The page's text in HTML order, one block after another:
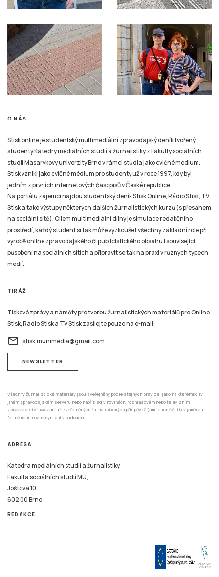
O NÁS
Stisk online je studentský multimediální zpravodajský deník tvořený
studenty Katedry mediálních studií a žurnalistiky z Fakulty sociálních
studií Masarykovy univerzity Brno v rámci studia jako cvičné médium.
Stisk vznikl jako cvičné médium pro studenty už v roce 1997, kdy byl
jedním z prvních internetových časopisů v České republice.
Na portálu zájemci najdou studentský deník Stisk Online, Rádio Stisk, TV
Stisk a také výstupy některých dalších žurnalistických kurzů (s přesahem
na sociální sítě). Cílem multimediální dílny je simulace redakčního
prostředí, každý student si tak může vyzkoušet všechny základní role při
výrobě online zpravodajského či publicistického obsahu i související
působení na sociálních sítích a připravit se tak na praxi v různých typech
médií.
TIRÁŽ
Tiskové zprávy a náměty pro tvorbu žurnalistických materiálů pro Online
Stisk, Rádio Stisk a TV Stisk zasílejte pouze na e-mail:
email stisk.munimedia@gmail.com
NEWSLETTER
Všechny žurnalistické materiály jsou zveřejněny podle stejných pravidel jako na kterémkoliv
jiném zpravodajském serveru nebo například v novinách, rozhlasovém nebo televizním
zpravodajství. Mazání už zveřejněných žurnalistických příspěvků (ani jejich částí) v jakékoli
formě není možné nyní ani v budoucnu.
ADRESA
Katedra mediálních studií a žurnalistiky,
Fakulta sociálních studií MU,
Joštova 10,
602 00 Brno
REDAKCE